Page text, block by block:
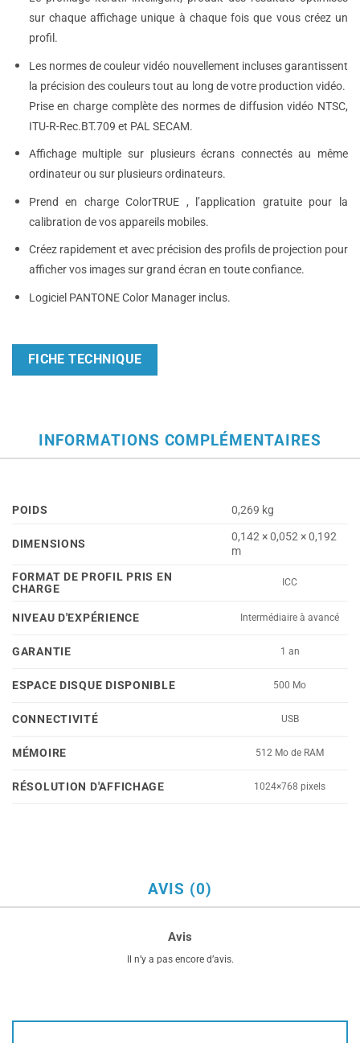
sur chaque affichage unique à chaque fois que vous créez un
profil.
Les normes de couleur vidéo nouvellement incluses garantissent
la précision des couleurs tout au long de votre production vidéo.
Prise en charge complète des normes de diffusion vidéo NTSC,
ITU-R-Rec.BT.709 et PAL SECAM.
Affichage multiple sur plusieurs écrans connectés au même
ordinateur ou sur plusieurs ordinateurs.
Prend en charge ColorTRUE , l’application gratuite pour la
calibration de vos appareils mobiles.
Créez rapidement et avec précision des profils de projection pour
afficher vos images sur grand écran en toute confiance.
Logiciel PANTONE Color Manager inclus.
FICHE TECHNIQUE
INFORMATIONS COMPLÉMENTAIRES
POIDS 0,269 kg
DIMENSIONS
0,142 × 0,052 × 0,192
m
FORMAT DE PROFIL PRIS EN
CHARGE
ICC
NIVEAU D'EXPÉRIENCE Intermédiaire à avancé
GARANTIE 1 an
ESPACE DISQUE DISPONIBLE 500 Mo
CONNECTIVITÉ USB
MÉMOIRE 512 Mo de RAM
RÉSOLUTION D'AFFICHAGE 1024×768 pixels
AVIS (0)
Avis
Il n’y a pas encore d’avis.